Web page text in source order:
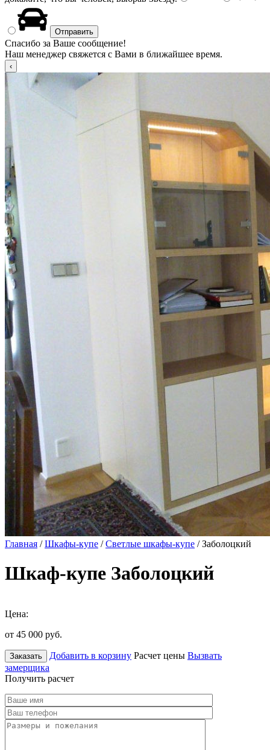
Спасибо за Ваше сообщение!
Наш менеджер свяжется с Вами в ближайшее время.
Главная /Шкафы-купе /Светлые шкафы-купе / Заболоцкий
Шкаф-купе Заболоцкий
Цена:
от 45 000 руб.
Заказать Добавить в корзину Расчет цены Вызвать
замерщика
Получить расчет